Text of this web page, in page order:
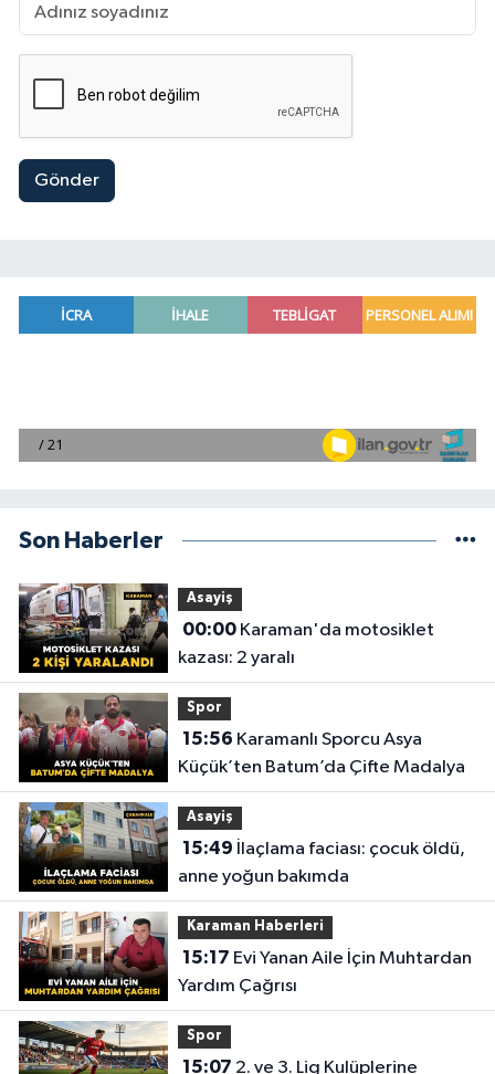
Gönder
Son Haberler
Asayiş
00:00Karaman'da motosiklet
kazası: 2 yaralı
Spor
15:56
Küçük’ten Batum’da Çifte Madalya
Asayiş
15:49
anne yoğun bakımda
Karaman Haberleri
15:17
Yardım Çağrısı
Spor
15:07